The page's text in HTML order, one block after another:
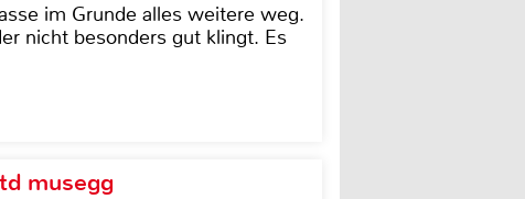
im Grunde alles weitere weg.
nicht besonders gut klingt. Es
musegg